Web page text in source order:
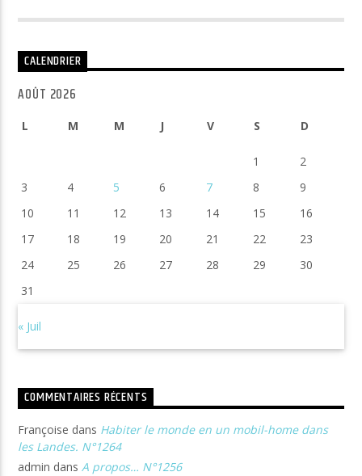
CALENDRIER
AOÛT 2026
L M M J V S D
1
2
3
4 5 6 7 8
9
10
11 12 13 14 15
16
17
18 19 20 21 22
23
24
25 26 27 28 29
30
31
« Juil
COMMENTAIRES RÉCENTS
Françoise dans Habiter le monde en un mobil-home dans
les Landes. N°1264
admin dansA propos… N°1256